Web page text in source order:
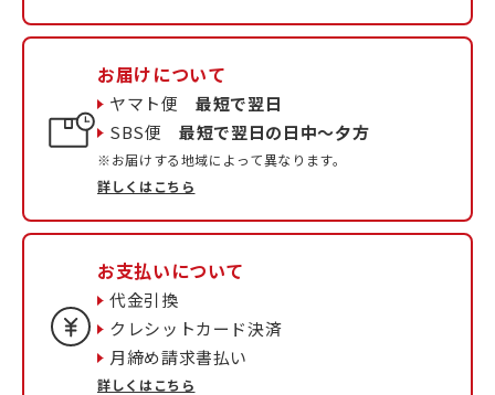
お届けについて
ヤマト便最短で翌日
SBS便最短で翌日の日中〜夕方
※お届けする地域によって異なります。
詳しくはこちら
お支払いについて
代金引換
クレシットカード決済
月締め請求書払い
詳しくはこちら